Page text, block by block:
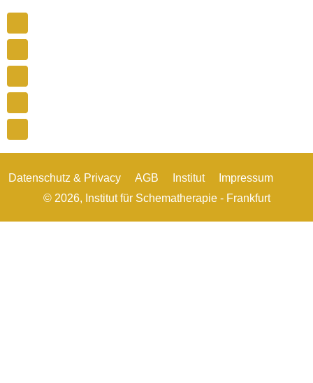
Datenschutz & Privacy AGB Institut
Impressum
© 2026, Institut für Schematherapie - Frankfurt